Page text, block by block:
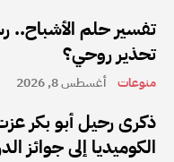
تفسير حلم الأشباح..
تحذير روحي؟
منوعات أغسطس 8, 2026
ذكرى رحيل أبو بكر
الكوميديا إلى جوائز